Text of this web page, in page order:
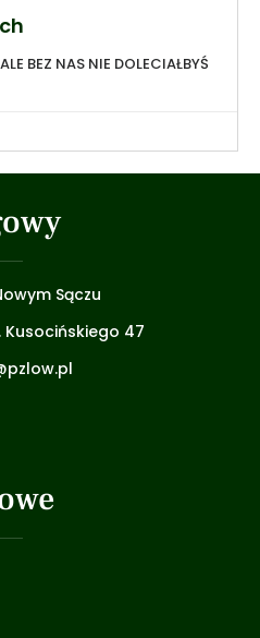
BEZ NAS NIE DOLECIAŁBYŚ
Sączu
Kusocińskiego 47